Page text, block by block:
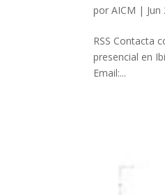
porAICM | Jun
RSS Contacta
presencial en
Email:...